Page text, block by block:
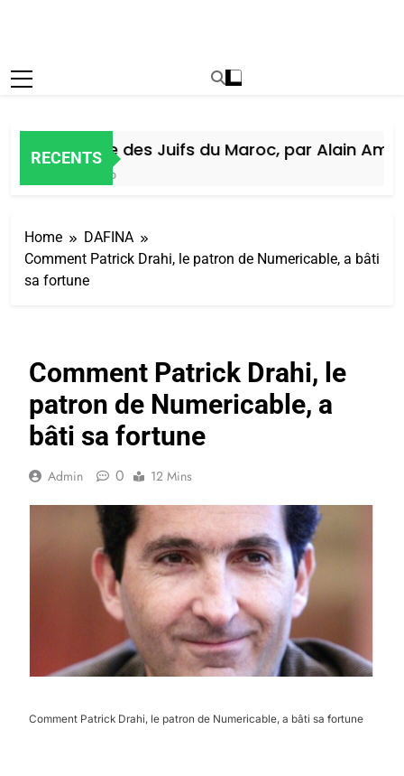
RECENTS
Histoire des Juifs du Maroc, par Alain Amiel
Home
DAFINA
Comment Patrick Drahi, le patron de Numericable, a bâti
sa fortune
Comment Patrick Drahi, le
patron de Numericable, a
bâti sa fortune
Admin 0 12 Mins
Comment Patrick Drahi, le patron de Numericable, a bâti sa fortune